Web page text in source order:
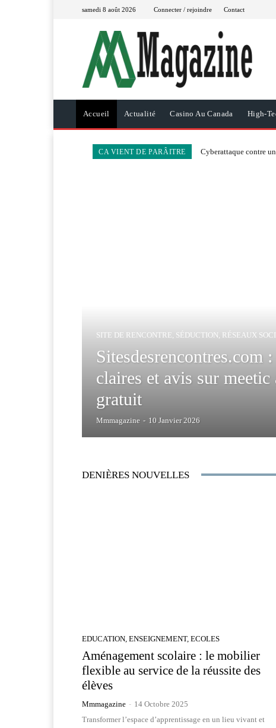
samedi 8 août 2026 Connecter / rejoindre Contact
Accueil Actualité Casino Au Canada High-
CA VIENT DE PARÂITRE Cyberattaque contre
SITE DE RENCONTRE, SÉDUCTION, RÉSEAUX
Sitesdesrencontres.com
claires et avis sur meetic
gratuit
Mmmagazine - 10 Janvier 2026
DENIÈRES NOUVELLES
EDUCATION, ENSEIGNEMENT, ECOLES
Aménagement scolaire : le mobilier
flexible au service de la réussite des
élèves
Mmmagazine - 14 Octobre 2025
Transformer l’espace d’apprentissage en un lieu vivant et